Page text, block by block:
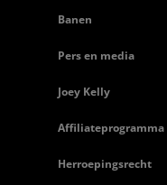
Banen
Pers en media
Joey Kelly
Affiliateprogramma
Herroepingsrecht